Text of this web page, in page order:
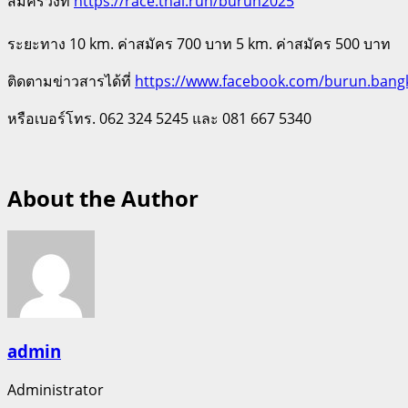
ระยะทาง 10 km. ค่าสมัคร 700 บาท 5 km. ค่าสมัคร 500 บาท
ติดตามข่าวสารได้ที่ https://www.facebook.com/
หรือเบอร์โทร. 062 324 5245 และ 081 667 5340
About the Author
admin
Administrator